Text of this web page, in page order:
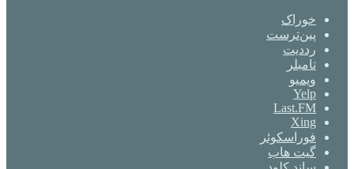
خوراک
‫پین‌ترست
‫رددیت
‫تامبلر
ویمیو
Yelp
Last.FM
Xing
فوراسکوئر
گیت ‌هاب